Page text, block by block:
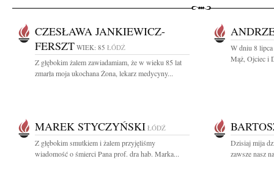
CZESŁAWA JANKIEWICZ-
FERSZT WIEK: 85 ŁÓDŹ
Z głębokim żalem zawiadamiam, że w wieku 85 lat
zmarła moja ukochana Żona, lekarz medycyny...
W dniu 8 lipca
Mąż, Ojciec i
MAREK STYCZYŃSKI ŁÓDŹ
Z głębokim smutkiem i żalem przyjęliśmy
wiadomość o śmierci Pana prof. dra hab. Marka...
Dzisiaj mija
zawsze nasz